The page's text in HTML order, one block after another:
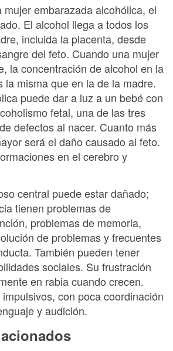
mujer embarazada alcohólica, el
El alcohol llega a todos los
incluida la placenta, desde
del feto. Cuando una mujer
la concentración de alcohol en la
la misma que en la de la madre.
puede dar a luz a un bebé con
fetal, una de las tres
defectos al nacer. Cuanto más
será el daño causado al feto.
en el cerebro y
central puede estar dañado;
tienen problemas de
problemas de memoria,
de problemas y frecuentes
También pueden tener
sociales. Su frustración
en rabia cuando crecen.
con poca coordinación
y audición.